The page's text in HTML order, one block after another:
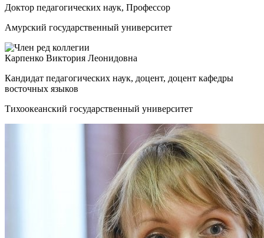
Доктор педагогических наук, Профессор
Амурский государственный университет
Карпенко Виктория Леонидовна
Кандидат педагогических наук, доцент, доцент кафедры
восточных языков
Тихоокеанский государственный университет